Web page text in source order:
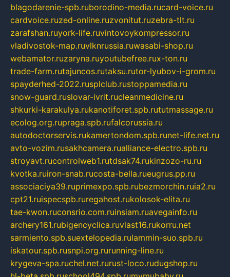
blagodarenie-spb.ruborodino-media.rucard-voice.ru
cardvoice.ruzed-online.ruzvonitut.ruzebra-tlt.ru
zarafshan.ruyork-life.ruvintovoykompressor.ru
vladivostok-map.ruvlknrussia.ruwasabi-shop.ru
webamator.ruzaryna.ruyoutubefree.rux-ton.ru
trade-farm.rutajuncos.rutaksu.rutor-lyubov-i-grom.ru
spayderhed-2022.rusplclub.rustoppamedia.ru
snow-guard.ruslovar-ivrit.rucleanmedicine.ru
shkurki-karakulya.rukanotiforet.spb.rututmassage.ru
ecolog.org.rupraga.spb.rufalcorussia.ru
autodoctorservis.rukamertondom.spb.runet-life.net.ru
avto-vozim.rusakhcamera.rualliance-electro.spb.ru
stroyavt.rucontrolweb1.rutdsak74.rukinzozo-ru.ru
kvotka.ruiron-snab.rucosta-bella.rueugrus.pp.ru
associaciya39.ruprimexpo.spb.rubezmorchin.ruia2.ru
cpt21.ruispecspb.ruregahost.rukolosok-elita.ru
tae-kwon.ruconsrio.com.ruinsiam.ruavegainfo.ru
archery161.rubigencyclica.ruvlast16.rukorru.net
sarmiento.spb.suextelopedia.rulammin-suo.spb.ru
iskatour.spb.rusnpi.org.rurunning-line.ru
krygeva-spa.ruchel.net.rurust-loco.rudugshop.ru